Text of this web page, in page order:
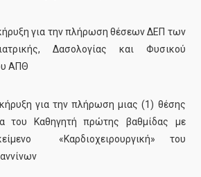
για την πλήρωση θέσεων ΔΕΠ των
Δασολογίας και Φυσικού
ΑΠΘ
για την πλήρωση μιας (1) θέσης
του Καθηγητή πρώτης βαθμίδας με
«Καρδιοχειρουργική» του